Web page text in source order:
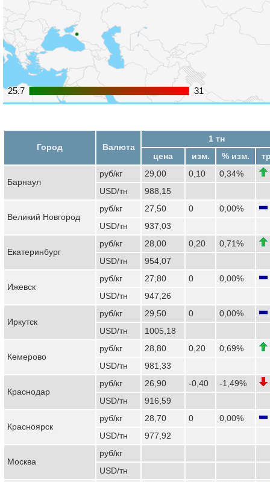
25.7
25.7 31
31
Город Валюта
1 тн
цена
изм. % изм.
Барнаул
руб/кг 29,00 0,10
0,34%
USD/тн
988,15
Великий Новгород
руб/кг 27,50 0
0,00%
USD/тн
937,03
Екатеринбург
руб/кг 28,00 0,20
0,71%
USD/тн
954,07
Ижевск
руб/кг 27,80 0
0,00%
USD/тн
947,26
Иркутск
руб/кг 29,50 0
0,00%
USD/тн
1005,18
Кемерово
руб/кг 28,80 0,20
0,69%
USD/тн
981,33
Краснодар
руб/кг 26,90 -0,40
-1,49%
USD/тн
916,59
Красноярск
руб/кг 28,70 0
0,00%
USD/тн
977,92
Москва
руб/кг
USD/тн